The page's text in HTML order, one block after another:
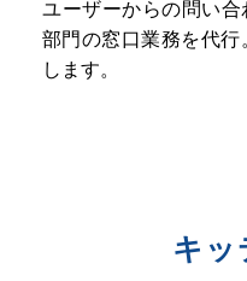
ユーザーからの問い
部門の窓口業務を代行
します。
キッ